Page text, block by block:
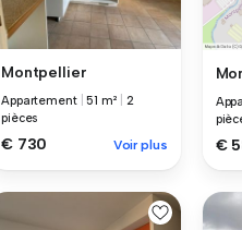
Montpellier
Appartement |51 m²
2
pièces
€ 730 Voir plus €